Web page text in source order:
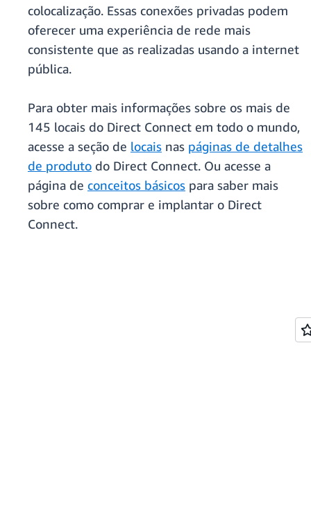
colocalização. Essas conexões privadas podem
oferecer uma experiência de rede mais
consistente que as realizadas usando a internet
pública.
Para obter mais informações sobre os mais de
145 locais do Direct Connect em todo o mundo,
acesse a seção de locais nas páginas de detalhes
de produto do Direct Connect. Ou acesse a
página de conceitos básicos para saber mais
sobre como comprar e implantar o Direct
Connect.